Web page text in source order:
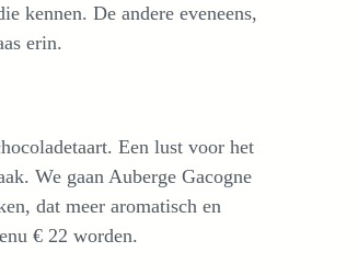
kennen. De andere eveneens,
erin.
Een lust voor het
We gaan Auberge Gacogne
dat meer aromatisch en
€ 22 worden.